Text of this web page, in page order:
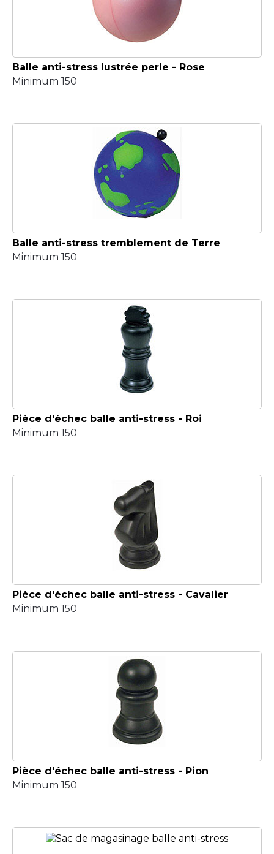
Balle anti-stress lustrée perle - Rose
Minimum 150
Balle anti-stress tremblement de Terre
Minimum 150
Pièce d'échec balle anti-stress - Roi
Minimum 150
Pièce d'échec balle anti-stress - Cavalier
Minimum 150
Pièce d'échec balle anti-stress - Pion
Minimum 150